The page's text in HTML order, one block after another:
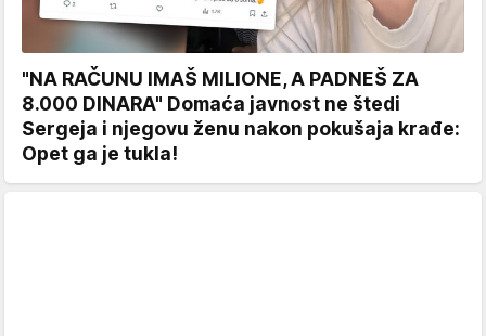
"NA RAČUNU IMAŠ MILIONE, A PADNEŠ ZA
8.000 DINARA" Domaća javnost ne štedi
Sergeja i njegovu ženu nakon pokušaja krađe:
Opet ga je tukla!